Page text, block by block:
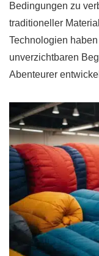
Bedingungen zu
traditioneller
Technologien
unverzichtbaren
Abenteurer